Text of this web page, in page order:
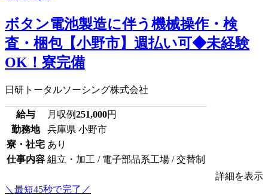
ボタン電池製造に伴う機械操作・検
査・梱包【小野市】週払い可◆未経験
OK！寮完備
日研トータルソーシング株式会社
給与 月収例251,000円
勤務地
兵庫県 小野市
寮・社宅 あり
仕事内容 組立・加工 / 電子部品系工場 / 交替制
詳細を表示
＼最短45秒で完了／